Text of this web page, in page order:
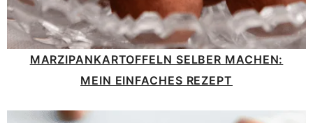
MARZIPANKARTOFFELN SELBER MACHEN:
MEIN EINFACHES REZEPT